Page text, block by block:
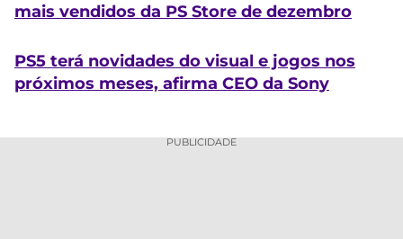
mais vendidos da PS Store de dezembro
PS5 terá novidades do visual e jogos nos
próximos meses, afirma CEO da Sony
PUBLICIDADE